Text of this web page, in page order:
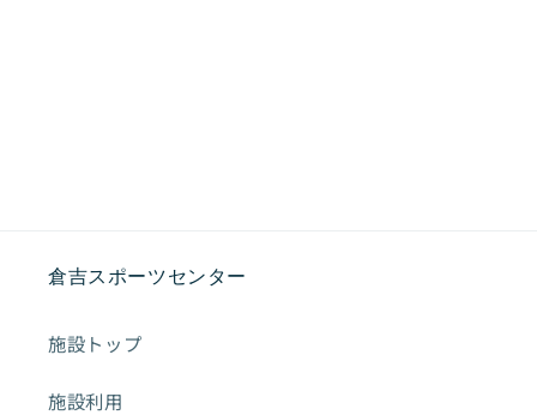
倉吉スポーツセンター
施設トップ
施設利用